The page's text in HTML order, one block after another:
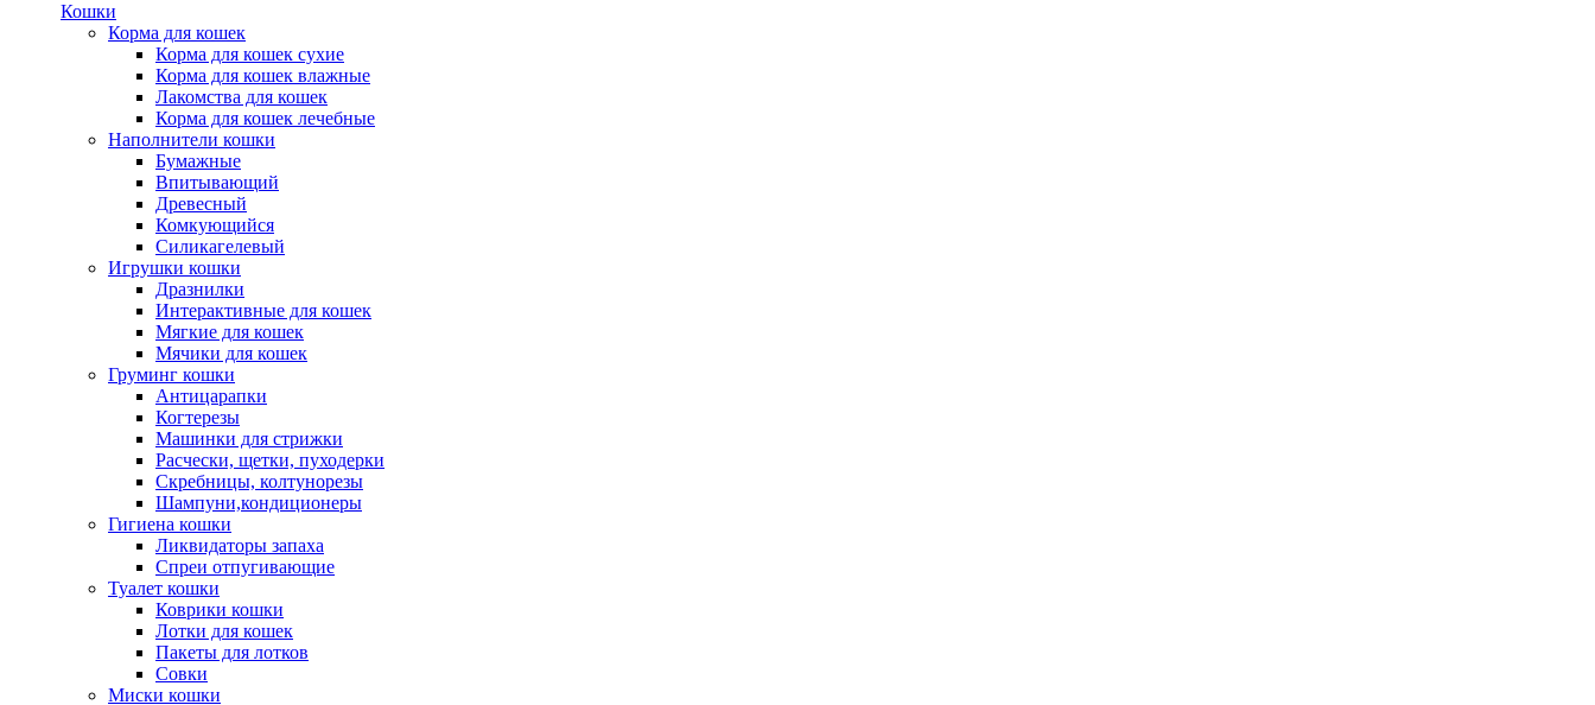
Кошки
Корма для кошек
Корма для кошек сухие
Корма для кошек влажные
Лакомства для кошек
Корма для кошек лечебные
Наполнители кошки
Бумажные
Впитывающий
Древесный
Комкующийся
Силикагелевый
Игрушки кошки
Дразнилки
Интерактивные для кошек
Мягкие для кошек
Мячики для кошек
Груминг кошки
Антицарапки
Когтерезы
Машинки для стрижки
Расчески, щетки, пуходерки
Скребницы, колтунорезы
Шампуни,кондиционеры
Гигиена кошки
Ликвидаторы запаха
Спреи отпугивающие
Туалет кошки
Коврики кошки
Лотки для кошек
Пакеты для лотков
Совки
Миски кошки